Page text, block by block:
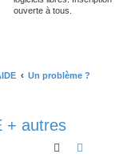
ouverte à tous.
Un problème ?
+ autres
Rechercher